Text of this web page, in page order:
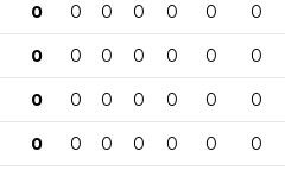
0 0 0 0 0 0 0
0 0 0 0 0 0 0
0 0 0 0 0 0 0
0 0 0 0 0 0 0